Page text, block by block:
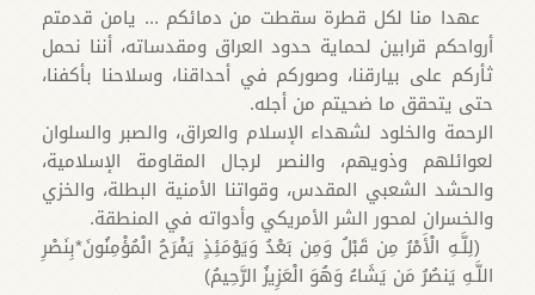
عهدا منا لكل قطرة سقطت من دمائكم ... يامن قدمتم
أرواحكم قرابين لحماية حدود العراق ومقدساته، أننا نحمل
ثأركم على بيارقنا، وصوركم في أحداقنا، وسلاحنا بأكفنا،
حتى يتحقق ما ضحيتم من أجله.
الرحمة والخلود لشهداء الإسلام والعراق، والصبر والسلوان
لعوائلهم وذويهم، والنصر لرجال المقاومة الإسلامية،
والحشد الشعبي المقدس، وقواتنا الأمنية البطلة، والخزي
والخسران لمحور الشر الأمريكي وأدواته في المنطقة.
(لِلَّـهِ الْأَمْرُ مِن قَبْلُ وَمِن بَعْدُ وَيَوْمَئِذٍ يَفْرَحُ الْمُؤْمِنُونَ*بِنَصْرِ
اللَّـهِ يَنصُرُ مَن يَشَاءُ وَهُوَ الْعَزِيزُ الرَّحِيمُ)